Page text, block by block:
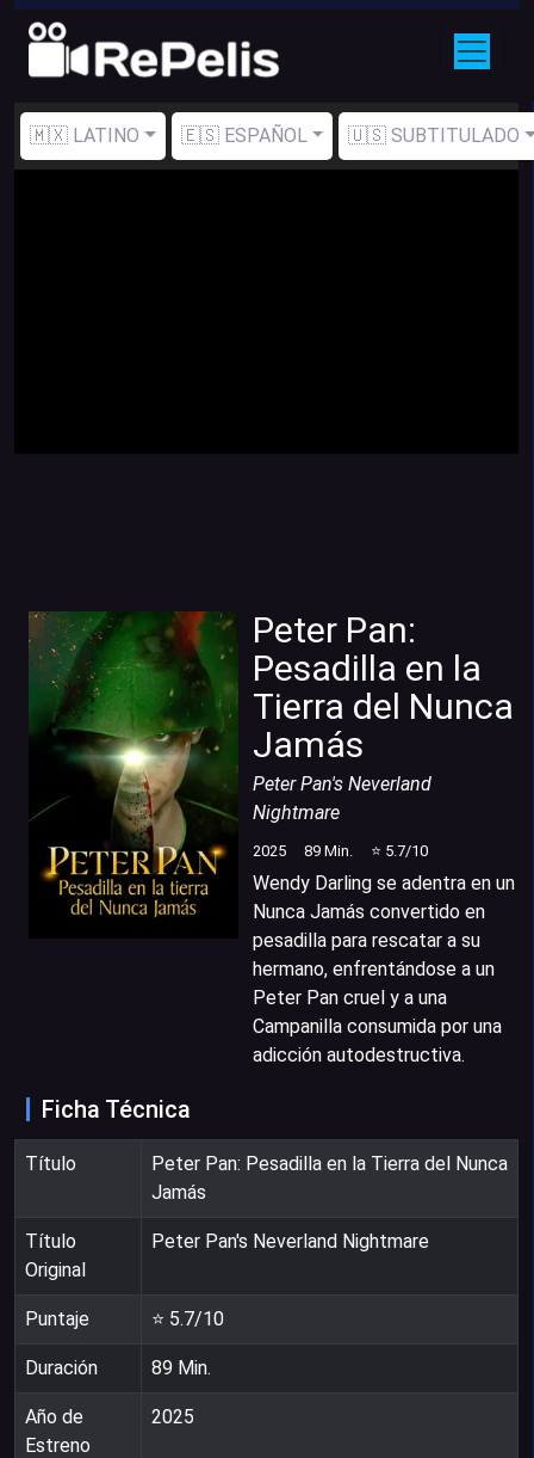
🇲🇽 LATINO 🇪🇸 ESPAÑOL 🇺🇸 SUBTITULADO
Peter Pan:
Pesadilla en la
Tierra del Nunca
Jamás
Peter Pan's Neverland
Nightmare
2025 89 Min. ⭐ 5.7/10
Wendy Darling se adentra en un
Nunca Jamás convertido en
pesadilla para rescatar a su
hermano, enfrentándose a un
Peter Pan cruel y a una
Campanilla consumida por una
adicción autodestructiva.
Ficha Técnica
Título
Peter Pan: Pesadilla en la Tierra del Nunca
Jamás
Título
Original
Peter Pan's Neverland Nightmare
Puntaje ⭐ 5.7/10
Duración 89 Min.
Año de
Estreno
2025